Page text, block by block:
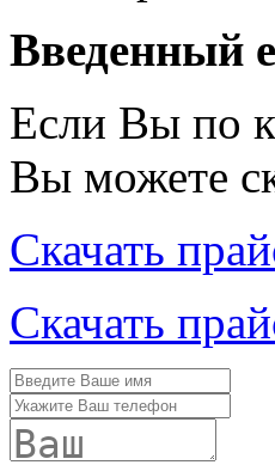
Введенный
Если Вы по
Вы можете
Скачать
Скачать